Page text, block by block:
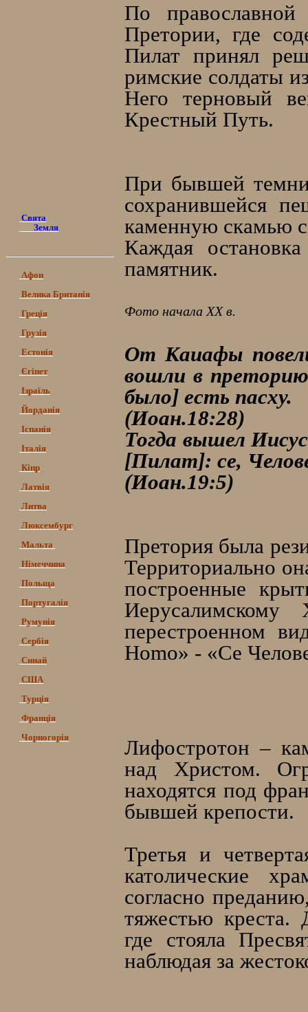
Свята
Земля
Афон
Велика Британія
Греція
Грузія
Естонія
Єгіпет
Ізраїль
Йорданія
Іспанія
Італія
Кіпр
Латвія
Литва
Люксембург
Мальта
Німеччина
Польща
Португалія
Румунія
Сербія
Синай
США
Турція
Франція
Чорногорія
По
Претории, где
Пилат принял
римские солдаты
Него терновый
Крестный Путь.
При бывшей
сохранившейся
каменную скамью с
Каждая
памятник.
Фото начала ХХ в.
От Каиафы
вошли в
было] есть пасху.
(Иоан.18:28)
Тогда вышел
[Пилат]: се,
(Иоан.19:5)
Претория была
Территориально
построенные
перестроенном
Homo» - «Се
Лифостротон –
над Христом.
находятся под
бывшей крепости.
Третья и
католические
согласно
тяжестью креста.
где стояла
наблюдая за